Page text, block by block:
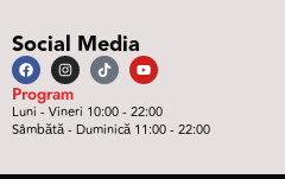
Social Media
Program
Luni - Vineri 10:00 - 22:00
Sâmbătă - Duminică 11:00 - 22:00